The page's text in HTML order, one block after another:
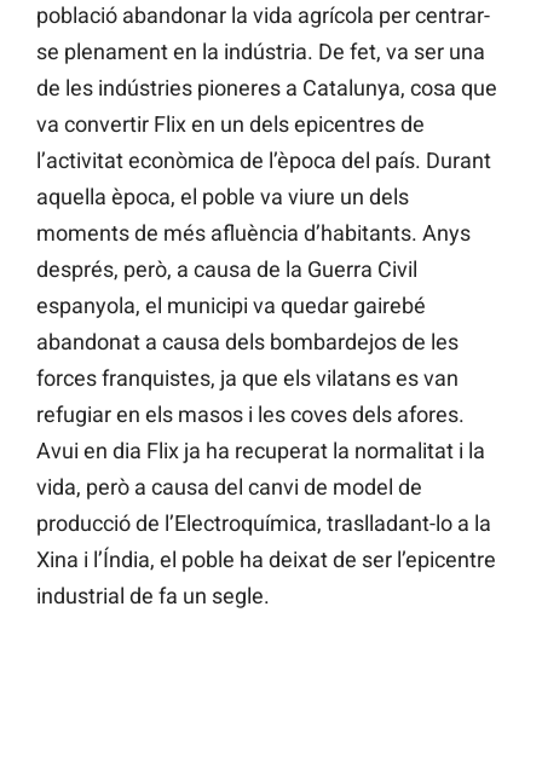
població abandonar la vida agrícola per centrar-
se plenament en la indústria. De fet, va ser una
de les indústries pioneres a Catalunya, cosa que
va convertir Flix en un dels epicentres de
l’activitat econòmica de l’època del país. Durant
aquella època, el poble va viure un dels
moments de més afluència d’habitants. Anys
després, però, a causa de la Guerra Civil
espanyola, el municipi va quedar gairebé
abandonat a causa dels bombardejos de les
forces franquistes, ja que els vilatans es van
refugiar en els masos i les coves dels afores.
Avui en dia Flix ja ha recuperat la normalitat i la
vida, però a causa del canvi de model de
producció de l’Electroquímica, traslladant-lo a la
Xina i l’Índia, el poble ha deixat de ser l’epicentre
industrial de fa un segle.